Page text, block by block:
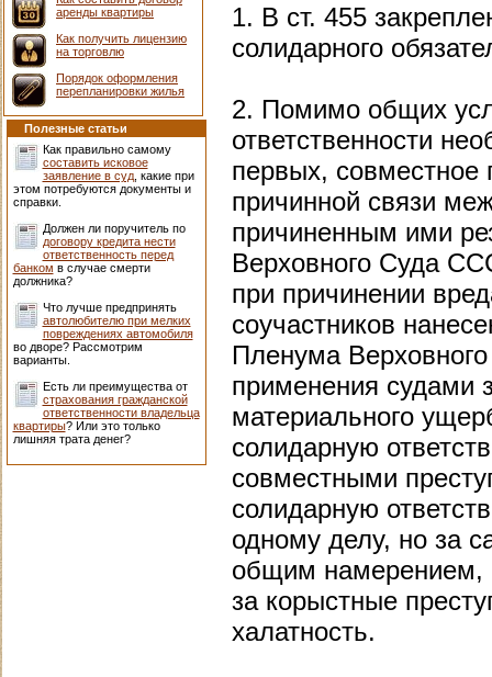
аренды квартиры
Как получить лицензию
на торговлю
Порядок оформления
перепланировки жилья
Полезные статьи
Как правильно самому
составить исковое
заявление в суд, какие при
этом потребуются документы и
справки.
Должен ли поручитель по
договору кредита нести
ответственность перед
банком в случае смерти
должника?
Что лучше предпринять
автолюбителю при мелких
повреждениях автомобиля
во дворе? Рассмотрим
варианты.
Есть ли преимущества от
страхования гражданской
ответственности владельца
квартиры? Или это только
лишняя трата денег?
1. В ст. 455
солидарного
2. Помимо общих
ответственности
первых,
причинной связи
причиненным ими
Верховного Суда
при причинении
соучастников
Пленума
применения судами
материального
солидарную
совместными
солидарную
одному делу, но за
общим намерением,
за корыстные
халатность.